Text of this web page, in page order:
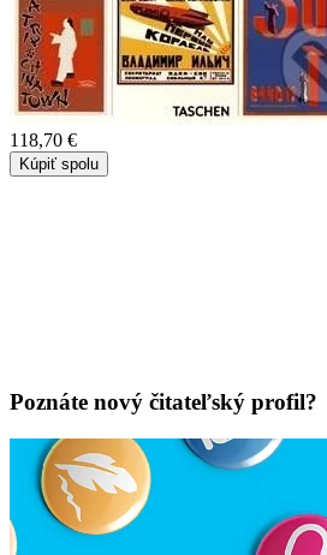
118,70 €
Kúpiť spolu
Poznáte nový čitateľský profil?